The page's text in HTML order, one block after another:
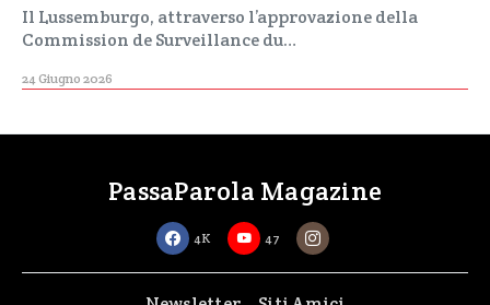
Il Lussemburgo, attraverso l’approvazione della
Commission de Surveillance du…
24 Giugno 2026
PassaParola Magazine
4K 47